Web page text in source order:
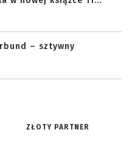
– sztywny
ZŁOTY PARTNER